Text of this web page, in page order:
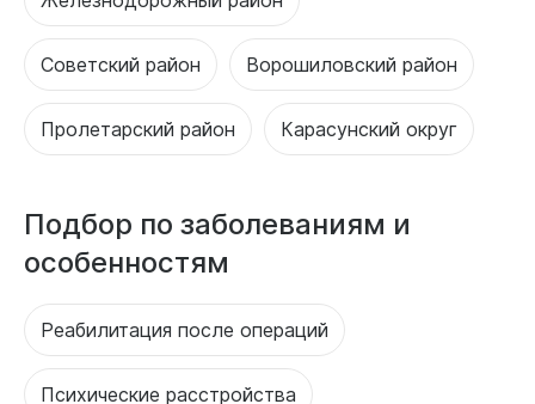
Советский район Ворошиловский район
Пролетарский район Карасунский округ
Подбор по заболеваниям и
особенностям
Реабилитация после операций
Психические расстройства